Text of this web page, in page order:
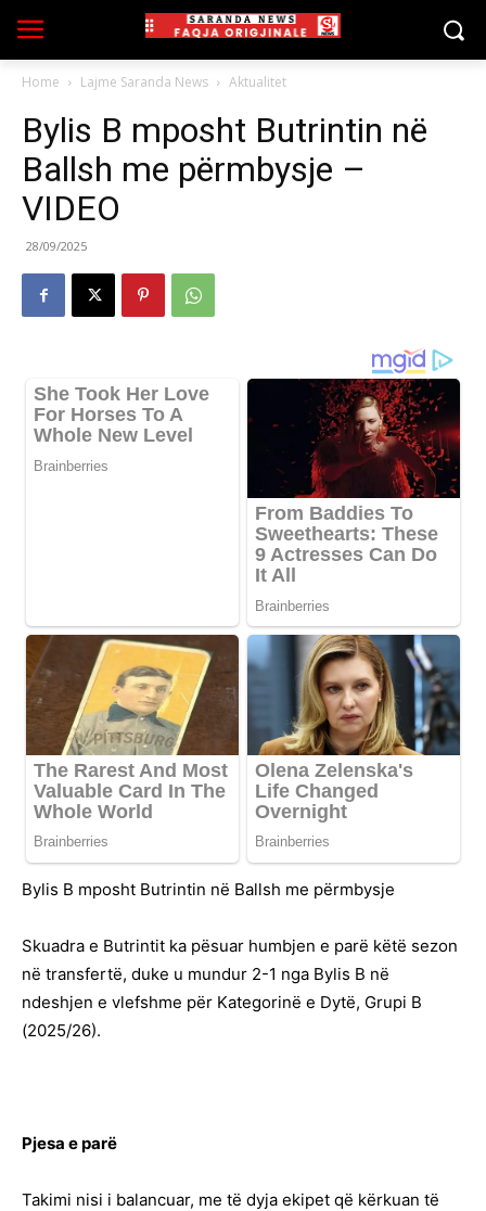
Home Lajme Saranda News Aktualitet
Bylis B mposht Butrintin në
Ballsh me përmbysje –
VIDEO
28/09/2025
Bylis B mposht Butrintin në Ballsh me përmbysje
Skuadra e Butrintit ka pësuar humbjen e parë këtë sezon
në transfertë, duke u mundur 2-1 nga Bylis B në
ndeshjen e vlefshme për Kategorinë e Dytë, Grupi B
(2025/26).
Pjesa e parë
Takimi nisi i balancuar, me të dyja ekipet që kërkuan të